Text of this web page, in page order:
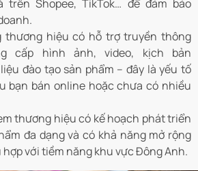
trên Shopee, TikTok… để đảm bảo
thương hiệu có hỗ trợ truyền thông
cấp hình ảnh, video, kịch bản
đào tạo sản phẩm – đây là yếu tố
bạn bán online hoặc chưa có nhiều
thương hiệu có kế hoạch phát triển
đa dạng và có khả năng mở rộng
với tiềm năng khu vực Đông Anh.